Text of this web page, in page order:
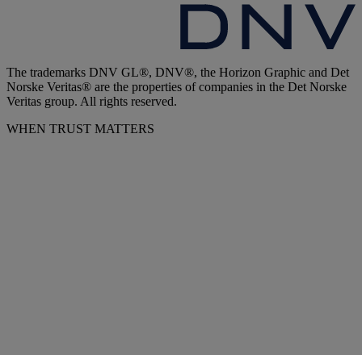
The trademarks DNV GL®, DNV®, the Horizon Graphic and Det
Norske Veritas® are the properties of companies in the Det Norske
Veritas group. All rights reserved.
WHEN TRUST MATTERS